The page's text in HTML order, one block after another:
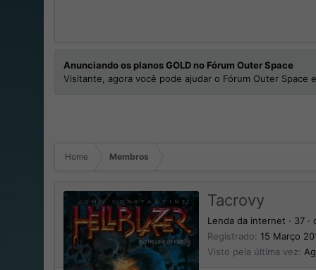
Anunciando os planos GOLD no Fórum Outer Space
Visitante, agora você pode ajudar o Fórum Outer
Home Membros
Tacrovy
Lenda da internet · 37 ·
Registrado
15 Março
Visto pela última vez